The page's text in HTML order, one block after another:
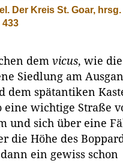
Der Kreis St. Goar, hrsg.
433
dem vicus, wie die
Siedlung am
dem spätantiken
eine wichtige Straße
und sich über eine
die Höhe des
ein gewiss schon